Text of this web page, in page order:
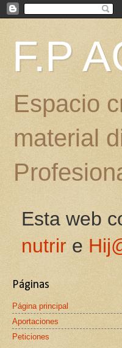
F.P
Espacio
material
Esta web
nutrir e
Páginas
Página principal
Aportaciones
Peticiones